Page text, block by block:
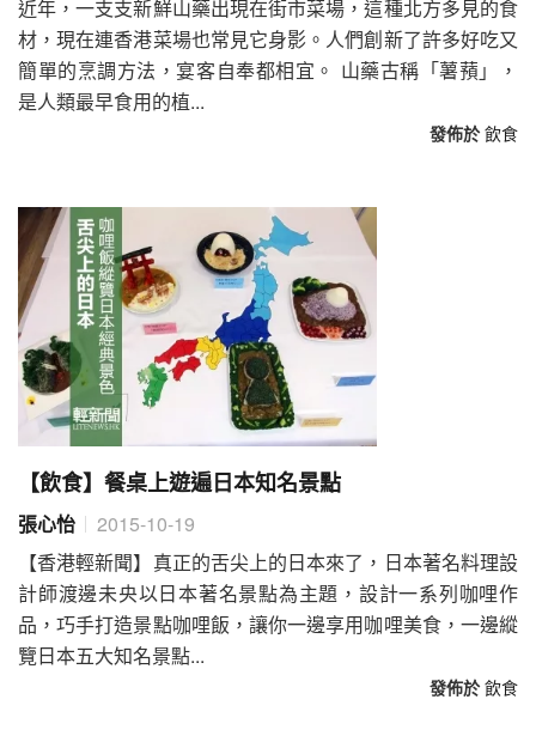
近年，一支支新鮮山藥出現在街市菜場，這種北方多見的食
材，現在連香港菜場也常見它身影。人們創新了許多好吃又
簡單的烹調方法，宴客自奉都相宜。 山藥古稱「薯蕷」，
是人類最早食用的植...
發佈於 飲食
【飲食】餐桌上遊遍日本知名景點
張心怡
2015-10-19
【香港輕新聞】真正的舌尖上的日本來了，日本著名料理設
計師渡邊未央以日本著名景點為主題，設計一系列咖哩作
品，巧手打造景點咖哩飯，讓你一邊享用咖哩美食，一邊縱
覽日本五大知名景點...
發佈於 飲食